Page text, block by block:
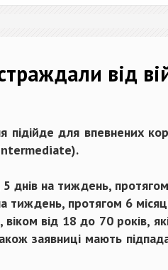
від
підійде для впевнених
днів на тиждень, протягом
тиждень, протягом 6
від 18 до 70 років,
заявниці мають